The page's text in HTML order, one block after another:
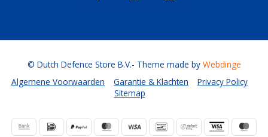
Algemene Voorwaarden Garantie & Klachten
Privacy Policy
Sitemap
© Dutch Defence Store B.V.- Theme made by Webdinge